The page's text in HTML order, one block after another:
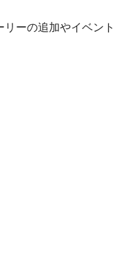
ーの追加やイベント